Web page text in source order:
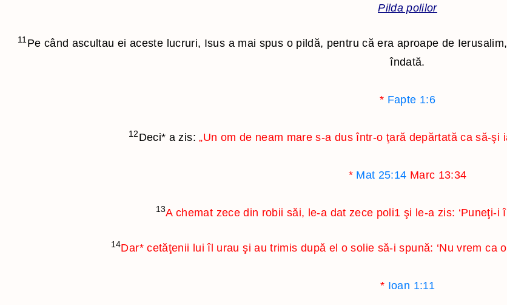
Pilda polilor
11Pe când ascultau ei aceste lucruri, Isus a mai spus o pildă, pentru că era aproape de
îndată.
* Fapte 1:6
12 Deci* a zis:„Un om de neam mare s-a dus într-o ţară depărtată ca să-
* Mat 25:14 Marc 13:34
13A chemat zece din robii săi, le-a dat zece poli1 şi le-a zis: ‘Puneţi-i
14Dar* cetăţenii lui îl urau şi au trimis după el o solie să-i spună: ‘Nu vrem ca
* Ioan 1:11